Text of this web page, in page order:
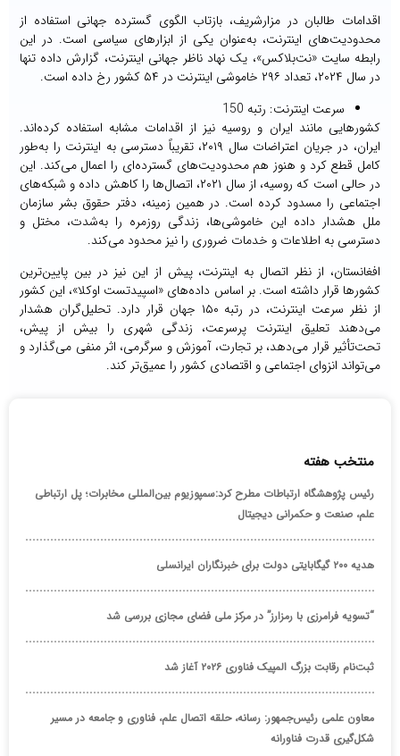
اقدامات طالبان در مزارشریف، بازتاب الگوی گسترده‌ جهانی استفاده از
محدودیت‌های اینترنت، به‌عنوان یکی از ابزارهای سیاسی است. در این
رابطه ‌سایت «نت‌بلاکس»، یک نهاد ناظر جهانی اینترنت، گزارش داده تنها
در سال ۲۰۲۴، تعداد ۲۹۶ خاموشی اینترنت در ۵۴ کشور رخ داده است.
سرعت اینترنت: رتبه 150
کشورهایی مانند ایران و روسیه نیز از اقدامات مشابه استفاده کرده‌اند.
ایران، در جریان اعتراضات سال ۲۰۱۹، تقریباً دسترسی به اینترنت را به‌طور
کامل قطع کرد و هنوز هم محدودیت‌های گسترده‌ای را اعمال می‌کند. این
در حالی است که روسیه، از سال ۲۰۲۱، اتصال‌ها را کاهش داده و شبکه‌های
اجتماعی را مسدود کرده است. در همین زمینه، دفتر حقوق بشر سازمان
ملل هشدار داده این خاموشی‌ها، زندگی روزمره را به‌شدت، مختل و
دسترسی به اطلاعات و خدمات ضروری را نیز محدود می‌کند.
افغانستان، از نظر اتصال به اینترنت، پیش از این نیز در بین پایین‌ترین
کشورها قرار داشته است. بر اساس داده‌های «اسپیدتست اوکلا»، این کشور
از نظر سرعت اینترنت، در رتبه ۱۵۰ جهان قرار دارد. تحلیل‌گران هشدار
می‌دهند تعلیق اینترنت پرسرعت، زندگی شهری را بیش از پیش،
تحت‌تأثیر قرار می‌دهد، بر تجارت، آموزش و سرگرمی، اثر منفی می‌گذارد و
می‌تواند انزوای اجتماعی و اقتصادی کشور را عمیق‌تر کند.
منتخب هفته
رئیس پژوهشگاه ارتباطات مطرح کرد:سمپوزیوم بین‌المللی مخابرات؛ پل ارتباطی
علم، صنعت و حکمرانی دیجیتال
هدیه ۲۰۰ گیگابایتی دولت برای خبرنگاران ایرانسلی
“تسویه فرامرزی با رمزارز” در مرکز ملی فضای مجازی بررسی شد
ثبت‌نام رقابت بزرگ المپیک فناوری ۲۰۲۶ آغاز شد
معاون علمی رئیس‌جمهور: رسانه، حلقه اتصال علم، فناوری و جامعه در مسیر
شکل‌گیری قدرت فناورانه